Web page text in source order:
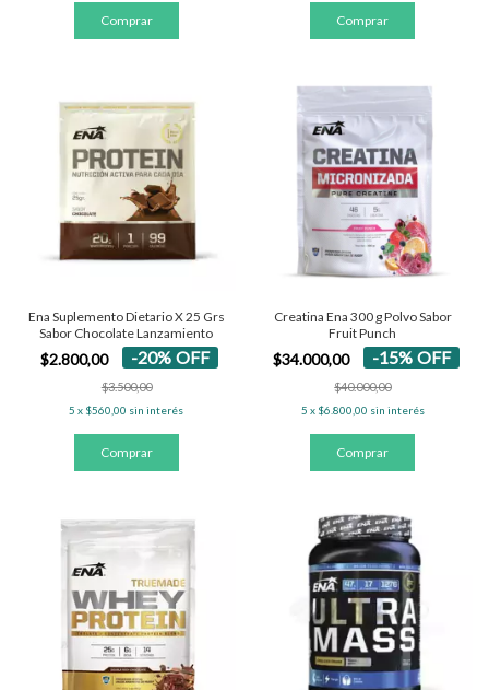
Ena Suplemento Dietario X 25 Grs
Sabor Chocolate Lanzamiento
$2.800,00 -20%OFF
$3.500,00
5 x $560,00 sin interés
Creatina Ena 300 g Polvo Sabor
Fruit Punch
$34.000,00 -15% OFF
$40.000,00
5 x $6.800,00 sin interés